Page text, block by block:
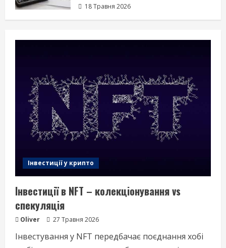
18 Травня 2026
Інвестиції у крипто
Інвестиції в NFT – колекціонування vs
спекуляція
Oliver 27 Травня 2026
Інвестування у NFT передбачає поєднання хобі